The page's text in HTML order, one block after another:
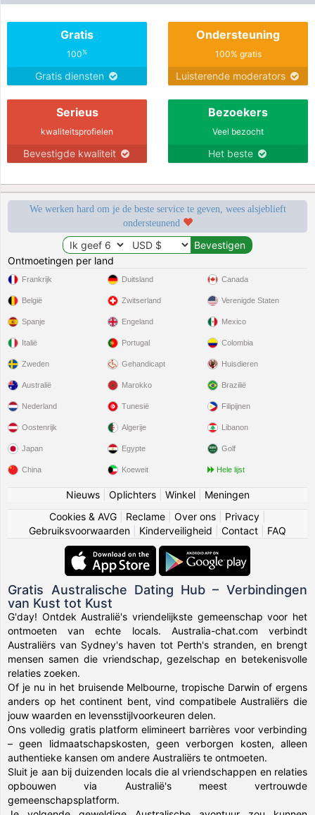
Gratis
100%
Gratis diensten
Ondersteuning
100% gratis
Luisterende moderators
Serieus
kwaliteitsprofielen
Bevestigde kwaliteit
Bezoekers
Veel bezocht
Het beste
We werken hard om je de beste service te geven, wees alsjeblieft
ondersteunend
Ontmoetingen per land
Frankrijk
België
Spanje
Italië
Zweden
Duitsland
Zwitserland
Engeland
Portugal
Gehandicapt
Canada
Verenigde Staten
Mexico
Colombia
Huisdieren
Australië
Nederland
Oostenrijk
Japan
China
Marokko
Tunesië
Algerije
Egypte
Koeweit
Brazilië
Filipijnen
Libanon
Golf
Hele lijst
Nieuws| Oplichters| Winkel| Meningen
Cookies & AVG
Reclame Over ons Privacy
Gebruiksvoorwaarden
Kinderveiligheid Contact FAQ
Gratis Australische Dating Hub – Verbindingen
van Kust tot Kust
G'day! Ontdek Australië's vriendelijkste gemeenschap voor het
ontmoeten van echte locals. Australia-chat.com verbindt
Australiërs van Sydney's haven tot Perth's stranden, en brengt
mensen samen die vriendschap, gezelschap en betekenisvolle
relaties zoeken.
Of je nu in het bruisende Melbourne, tropische Darwin of ergens
anders op het continent bent, vind compatibele Australiërs die
jouw waarden en levensstijlvoorkeuren delen.
Ons volledig gratis platform elimineert barrières voor verbinding
– geen lidmaatschapskosten, geen verborgen kosten, alleen
authentieke kansen om andere Australiërs te ontmoeten.
Sluit je aan bij duizenden locals die al vriendschappen en relaties
opbouwen via Australië's meest vertrouwde
gemeenschapsplatform.